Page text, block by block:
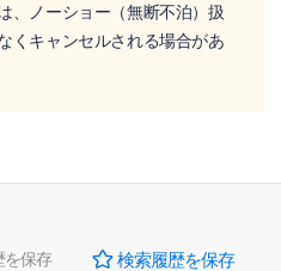
、ノーショー（無断不泊）扱
くキャンセルされる場合があ
を保存 検索履歴を保存